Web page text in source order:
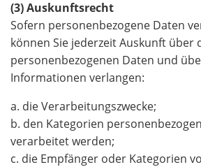
(3) Auskunftsrecht
Sofern personenbezogene Daten
können Sie jederzeit Auskunft über
personenbezogenen Daten und
Informationen verlangen:
a. die Verarbeitungszwecke;
b. den Kategorien
verarbeitet werden;
c. die Empfänger oder Kategorien